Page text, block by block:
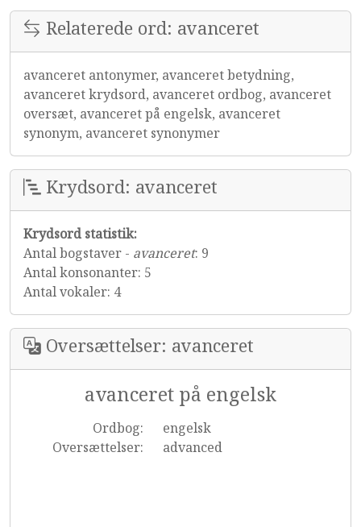
Relaterede ord: avanceret
avanceret antonymer, avanceret betydning,
avanceret krydsord, avanceret ordbog, avanceret
oversæt, avanceret på engelsk, avanceret
synonym, avanceret synonymer
Krydsord: avanceret
Krydsord statistik:
Antal bogstaver - avanceret: 9
Antal konsonanter: 5
Antal vokaler: 4
Oversættelser: avanceret
avanceret på engelsk
Ordbog:
engelsk
Oversættelser:
advanced